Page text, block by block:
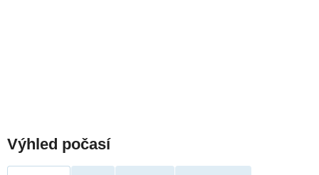
Výhled počasí